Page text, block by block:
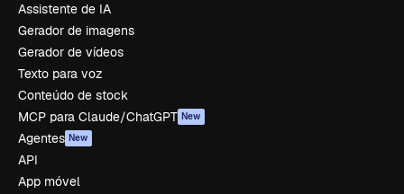
Assistente de IA
Gerador de imagens
Gerador de vídeos
Texto para voz
Conteúdo de stock
MCP para Claude/ChatGPT New
Agentes New
API
App móvel